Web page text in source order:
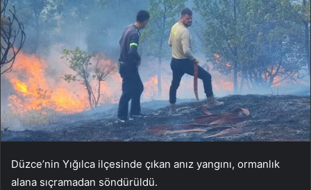
Düzce’nin Yığılca ilçesinde çıkan anız yangını, ormanlık
alana sıçramadan söndürüldü.